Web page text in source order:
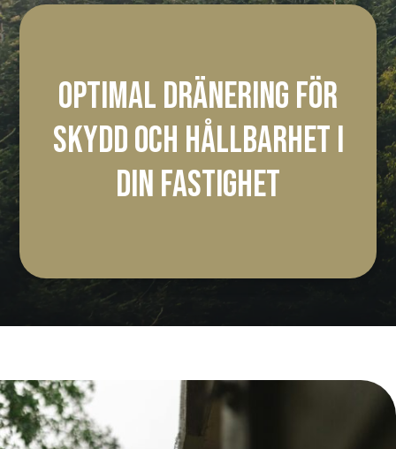
OPTIMAL DRÄNERING FÖR
SKYDD OCH HÅLLBARHET I
DIN FASTIGHET